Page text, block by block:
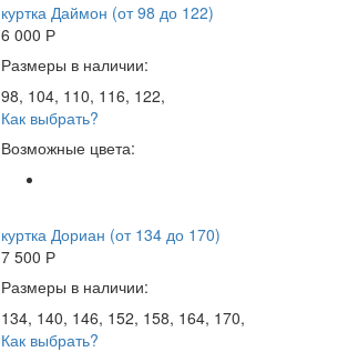
куртка Даймон (от 98 до 122)
6 000 Р
Размеры в наличии:
98, 104, 110, 116, 122,
Как выбрать?
Возможные цвета:
куртка Дориан (от 134 до 170)
7 500 Р
Размеры в наличии:
134, 140, 146, 152, 158, 164, 170,
Как выбрать?